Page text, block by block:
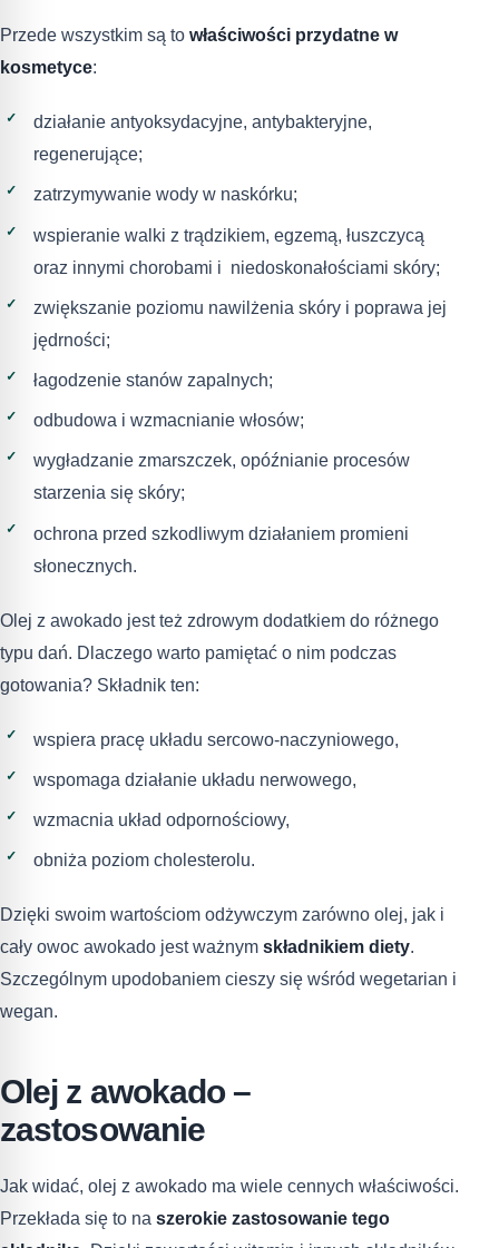
Przede wszystkim są to właściwości przydatne w
kosmetyce:
działanie antyoksydacyjne, antybakteryjne,
regenerujące;
zatrzymywanie wody w naskórku;
wspieranie walki z trądzikiem, egzemą, łuszczycą
oraz innymi chorobami i niedoskonałościami skóry;
zwiększanie poziomu nawilżenia skóry i poprawa jej
jędrności;
łagodzenie stanów zapalnych;
odbudowa i wzmacnianie włosów;
wygładzanie zmarszczek, opóźnianie procesów
starzenia się skóry;
ochrona przed szkodliwym działaniem promieni
słonecznych.
Olej z awokado jest też zdrowym dodatkiem do różnego
typu dań. Dlaczego warto pamiętać o nim podczas
gotowania? Składnik ten:
wspiera pracę układu sercowo-naczyniowego,
wspomaga działanie układu nerwowego,
wzmacnia układ odpornościowy,
obniża poziom cholesterolu.
Dzięki swoim wartościom odżywczym zarówno olej, jak i
cały owoc awokado jest ważnym składnikiem diety.
Szczególnym upodobaniem cieszy się wśród wegetarian i
wegan.
Olej z awokado –
zastosowanie
Jak widać, olej z awokado ma wiele cennych właściwości.
Przekłada się to na szerokie zastosowanie tego